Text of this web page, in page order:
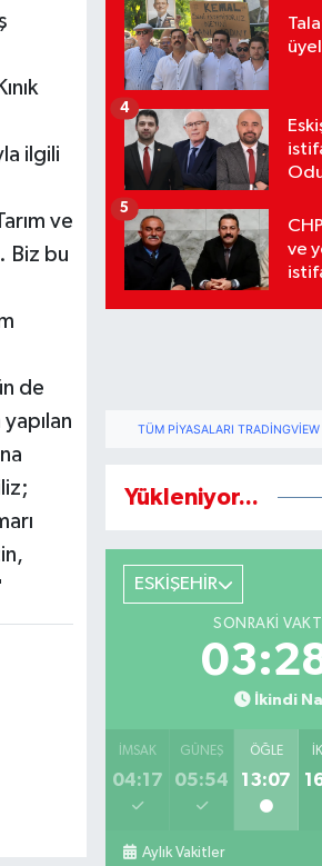
ilgili
ve
Biz bu
de
yapılan
4
ve
5
TÜM PIYASALARI
Yükleniyor...
ESKİŞEHİR
SONRAKI
İkindi
İMSAK
04:17
GÜNEŞ
05:54
ÖĞLE
13:07
Aylık Vakitler